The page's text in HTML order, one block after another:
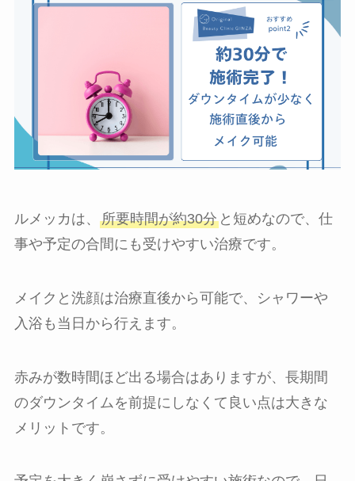
ルメッカは、 所要時間が約30分と短めなので、仕
事や予定の合間にも受けやすい治療です。
メイクと洗顔は治療直後から可能で、シャワーや
入浴も当日から行えます。
赤みが数時間ほど出る場合はありますが、長期間
のダウンタイムを前提にしなくて良い点は大きな
メリットです。